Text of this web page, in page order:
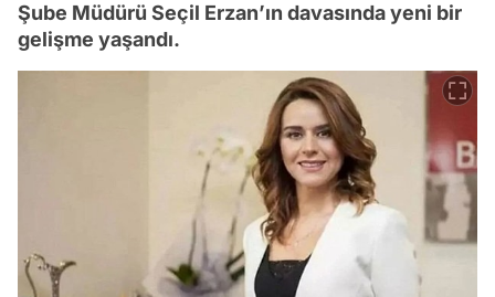
Şube Müdürü Seçil Erzan’ın davasında yeni bir
gelişme yaşandı.